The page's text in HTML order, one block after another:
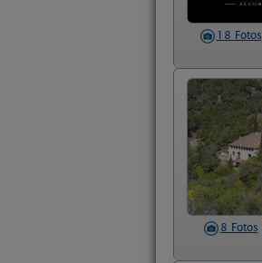
18 Fotos
8 Fotos